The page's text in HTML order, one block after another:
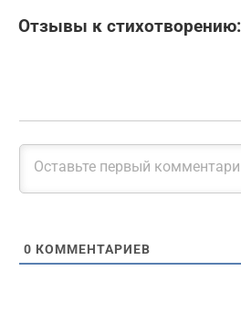
Отзывы к стихотворению:
0 КОММЕНТАРИЕВ